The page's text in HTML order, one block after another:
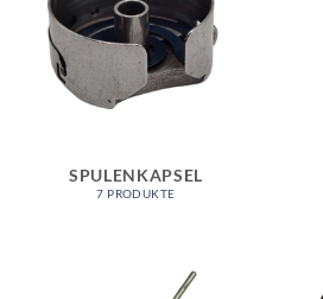
SPULENKAPSEL
7 PRODUKTE